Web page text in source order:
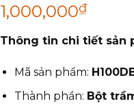
1,000,000₫
Thông tin chi tiết sản
Mã sản phẩm:
Thành phần: Bột